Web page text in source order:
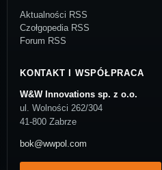
Aktualności RSS
Czołgopedia RSS
Forum RSS
KONTAKT I WSPÓŁPRACA
W&W Innovations sp. z o.o.
ul. Wolności 262/304
41-800 Zabrze
bok@wwpol.com